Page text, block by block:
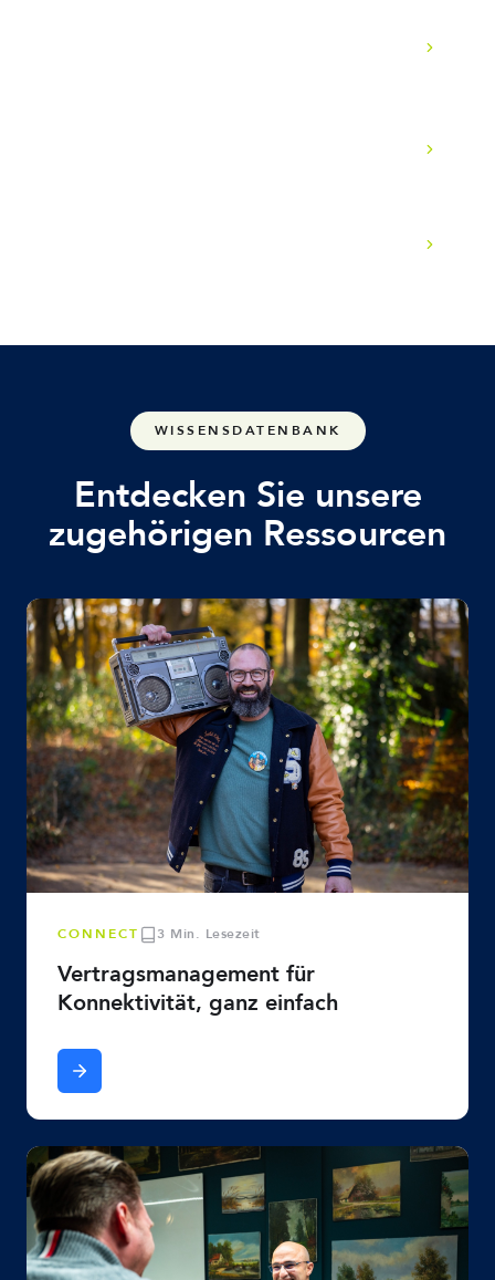
WISSENSDATENBANK
Entdecken Sie unsere
zugehörigen Ressourcen
CONNECT 3 Min. Lesezeit
Vertragsmanagement für
Konnektivität, ganz einfach